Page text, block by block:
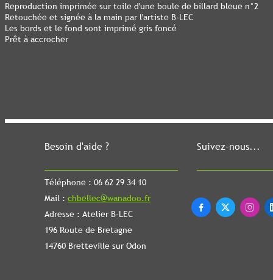
Besoin d'aide ?
Téléphone : 06 62 29 34 10
Mail : chbellec@wanadoo.fr
Adresse : Atelier B-LEC
196 Route de Bretagne
14760 Bretteville sur Odon
Suivez-nous...
  
Reproduction imprimée sur toile d'une boule de billard bleue n°2
Retouchée et signée à la main par l'artiste B-LEC
Les bords et le fond sont imprimé gris foncé
Prêt à accrocher